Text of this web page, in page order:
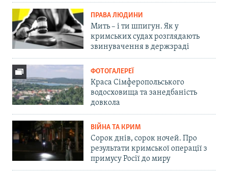
ПРАВА ЛЮДИНИ
Мить – і ти шпигун. Як у
кримських судах розглядають
звинувачення в держзраді
ФОТОГАЛЕРЕЇ
Краса Сімферопольського
водосховища та занедбаність
довкола
ВІЙНА ТА КРИМ
Сорок днів, сорок ночей. Про
результати кримської операції з
примусу Росії до миру